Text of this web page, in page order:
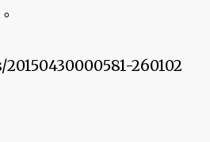
260102